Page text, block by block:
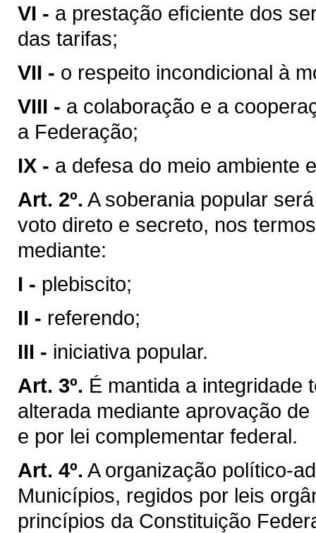
VI - a prestação eﬁciente dos
das tarifas;
VII - o respeito incondicional à
VIII - a colaboração e a
a Federação;
IX - a defesa do meio ambiente
Art. 2º. A soberania popular
voto direto e secreto, nos
mediante:
I - plebiscito;
II - referendo;
III - iniciativa popular.
Art. 3º. É mantida a integridade
alterada mediante aprovação
e por lei complementar federal.
Art. 4º. A organização político-
Municípios, regidos por leis
princípios da Constituição